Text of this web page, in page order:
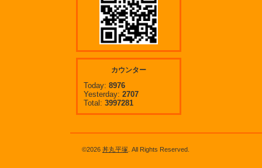
カウンター
Today: 8976
Yesterday: 2707
Total: 3997281
©2026 丼丸平塚 . All Rights Reserved.